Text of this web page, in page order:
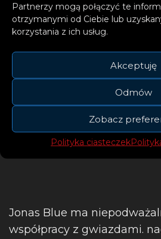
Partnerzy mogą połączyć te
otrzymanymi od Ciebie lub
korzystania z ich usług.
Akceptuję
Odmów
Zobacz
Polityka ciasteczek
europejskich krajach, a
występowała m.in. na gali
Awards, a także w
Fallona, Jimmy’ego
Cordena.
Jonas Blue ma
współpracy z gwiazdami.